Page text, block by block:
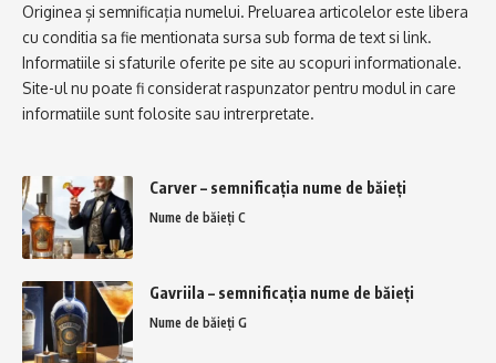
Originea și semnificația numelui. Preluarea articolelor este libera
cu conditia sa fie mentionata sursa sub forma de text si link.
Informatiile si sfaturile oferite pe site au scopuri informationale.
Site-ul nu poate fi considerat raspunzator pentru modul in care
informatiile sunt folosite sau intrerpretate.
Carver – semnificația nume de băieți
Nume de băieți C
Gavriila – semnificația nume de băieți
Nume de băieți G